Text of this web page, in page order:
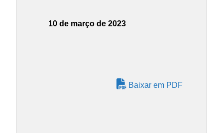
10 de março de 2023
Baixar em PDF